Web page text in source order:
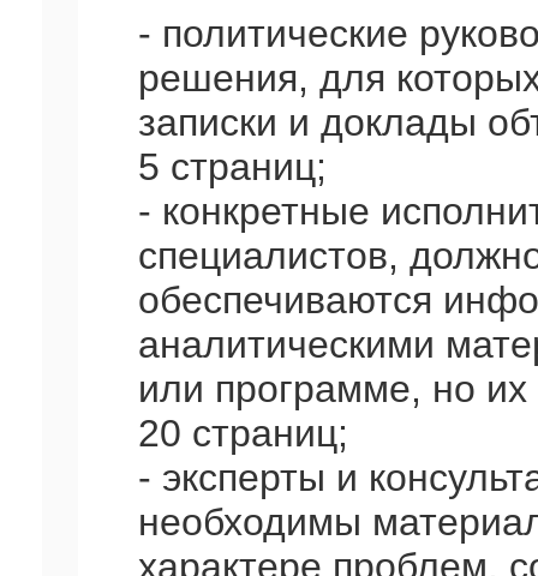
- политические
решения, для
записки и доклады
5 страниц;
- конкретные
специалистов,
обеспечиваются
аналитическими
или программе, но
20 страниц;
- эксперты и
необходимы
характере проблем,